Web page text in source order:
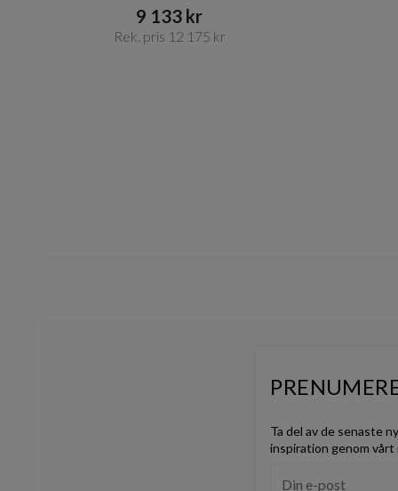
9 133 kr​​
Rek. pris 12 175 kr​​
Ta del av de senaste
inspiration genom vårt